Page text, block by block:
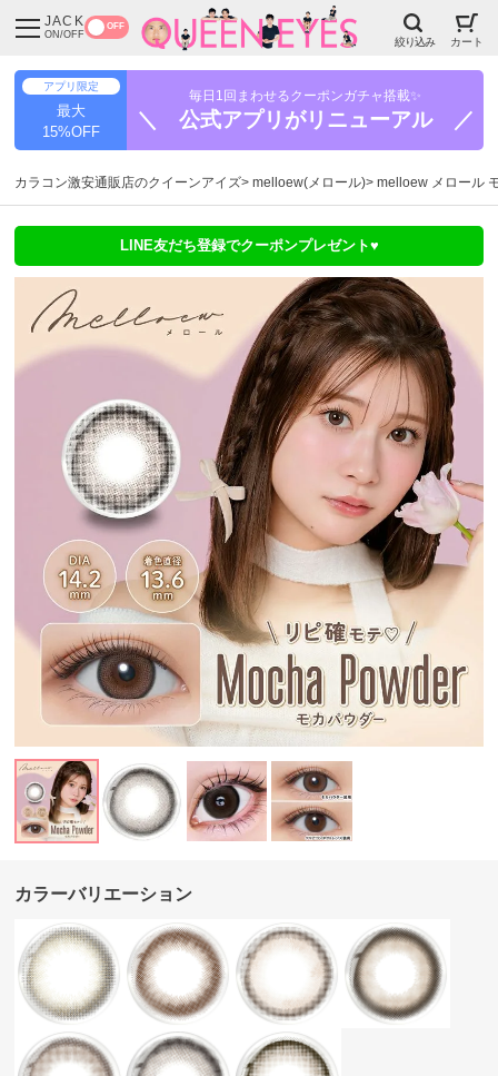
JACK
ON/OFF
OFF
絞り込み カート
アプリ限定
最大
15%OFF
毎日1回まわせるクーポンガチャ搭載✨
＼ 公式アプリがリニューアル ／
カラコン激安通販店のクイーンアイズ melloew(メロール) melloew メロール
LINE友だち登録でクーポンプレゼント♥
カラーバリエーション